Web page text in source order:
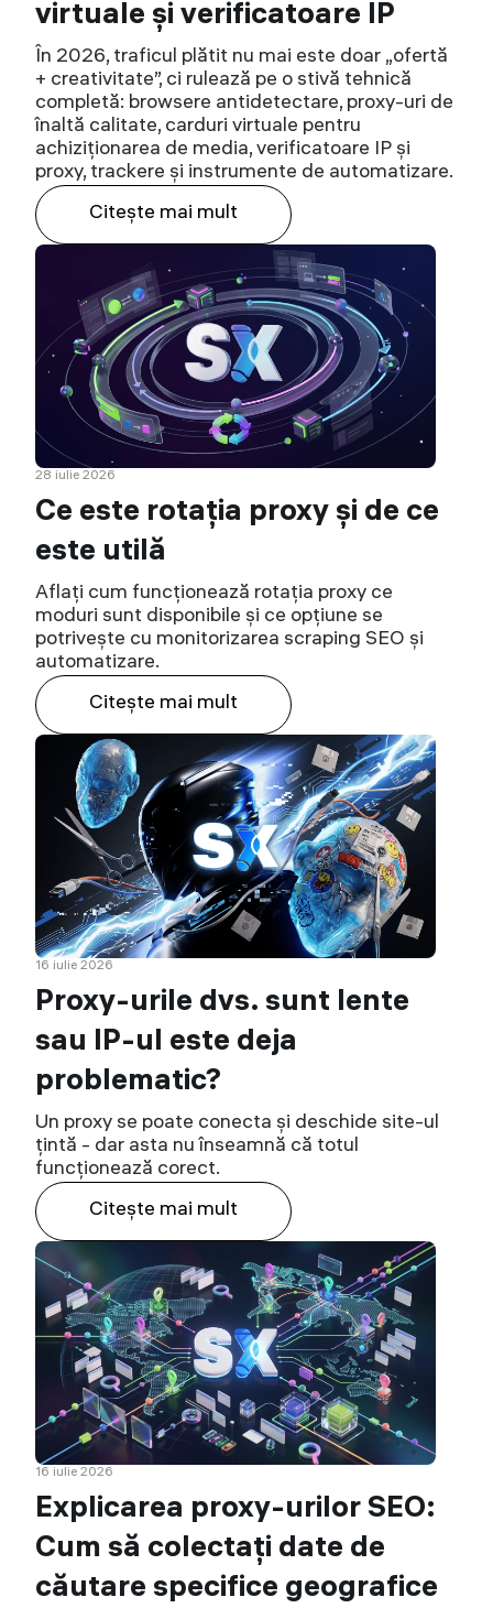
virtuale și verificatoare IP
În 2026, traficul plătit nu mai este doar „ofertă
+ creativitate”, ci rulează pe o stivă tehnică
completă: browsere antidetectare, proxy-uri de
înaltă calitate, carduri virtuale pentru
achiziționarea de media, verificatoare IP și
proxy, trackere și instrumente de automatizare.
Citeşte mai mult
28 iulie 2026
Ce este rotația proxy și de ce
este utilă
Aflați cum funcționează rotația proxy ce
moduri sunt disponibile și ce opțiune se
potrivește cu monitorizarea scraping SEO și
automatizare.
Citeşte mai mult
16 iulie 2026
Proxy-urile dvs. sunt lente
sau IP-ul este deja
problematic?
Un proxy se poate conecta și deschide site-ul
țintă - dar asta nu înseamnă că totul
funcționează corect.
Citeşte mai mult
16 iulie 2026
Explicarea proxy-urilor SEO:
Cum să colectați date de
căutare specifice geografice